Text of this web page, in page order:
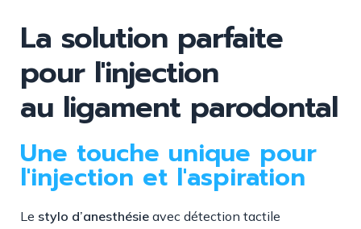
La solution parfaite
pour l'injection
au ligament parodontal
Une touche unique pour
l'injection et l'aspiration
Le stylo d’anesthésie avec détection tactile